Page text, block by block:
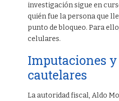
investigación sigue en
quién fue la persona que
punto de bloqueo. Para
celulares.
Imputaciones
cautelares
La autoridad fiscal, Aldo